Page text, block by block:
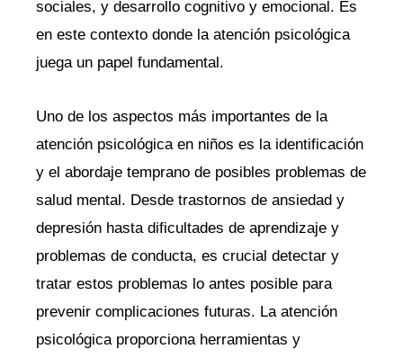
sociales, y desarrollo cognitivo y emocional. Es
en este contexto donde la atención psicológica
juega un papel fundamental.
Uno de los aspectos más importantes de la
atención psicológica en niños es la identificación
y el abordaje temprano de posibles problemas de
salud mental. Desde trastornos de ansiedad y
depresión hasta dificultades de aprendizaje y
problemas de conducta, es crucial detectar y
tratar estos problemas lo antes posible para
prevenir complicaciones futuras. La atención
psicológica proporciona herramientas y